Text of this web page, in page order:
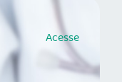
Acesse